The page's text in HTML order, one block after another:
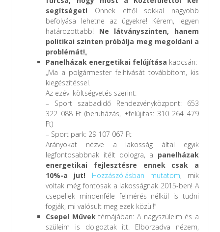
segítséget! Önnek ettől sokkal nagyobb
befolyása lehetne az ügyekre! Kérem, legyen
határozottabb! Ne látványszinten, hanem
politikai szinten próbálja meg megoldani a
problémát!„
Panelházak energetikai felújítása kapcsán:
„Ma a polgármester felhívását továbbítom, kis
kiegészítéssel.
Az ezévi költségvetés szerint:
– Sport szabadidő Rendezvényközpont: 653
322 088 Ft (beruházás, +felújitas: 310 264 479
Ft)
– Sport park: 29 107 067 Ft
Arányokat nézve a lakosság által egyik
legfontosabbnak ítélt dologra, a panelházak
energetikai fejlesztésre ennek csak a
10%-a jut!
Hozzászólásban mutatom, mik
voltak még fontosak a lakosságnak 2015-ben! A
csepeliek mindenféle felmérés nélkül is tudni
fogják, mi valósult meg ezek közül!”
Csepel Művektémájában: A nagyszüleim és a
szüleim is dolgoztak itt. Elborzadva nézem,